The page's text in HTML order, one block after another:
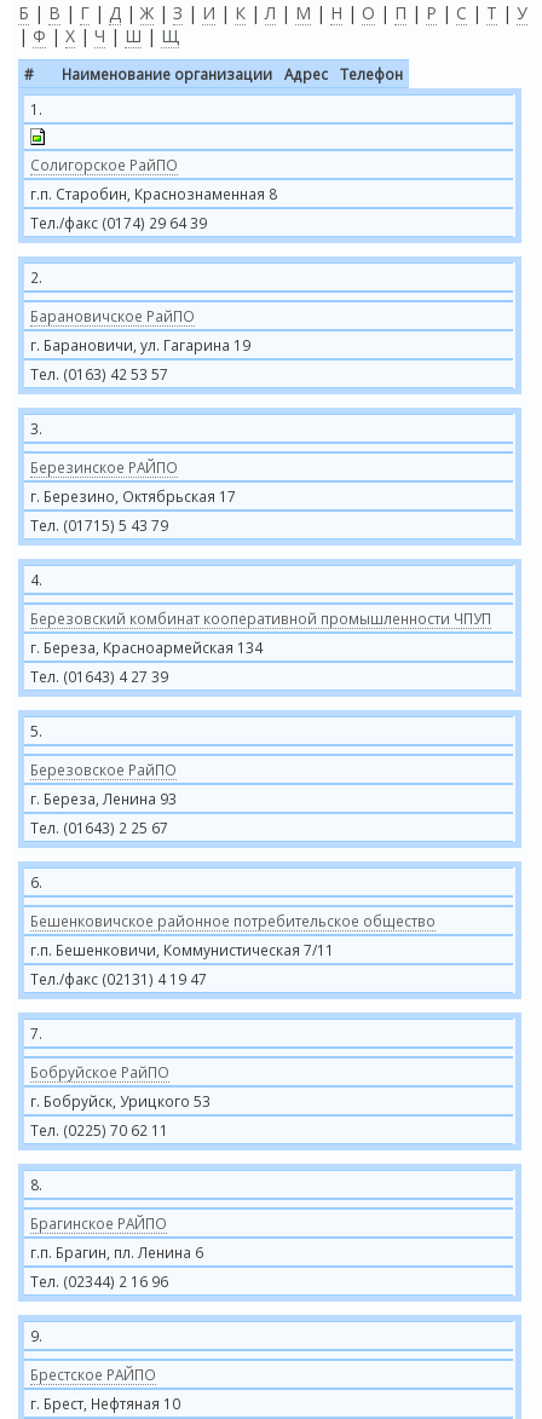
Б | В | Г | Д | Ж | З | И | К |Л | М | Н | О | П | Р | С | Т | У
| Ф | Х | Ч | Ш | Щ
# Наименование организации Адрес
Телефон
1.
Солигорское РайПО
г.п. Старобин, Краснознаменная 8
Тел./факс (0174) 29 64 39
2.
Барановичское РайПО
г. Барановичи, ул. Гагарина 19
Тел. (0163) 42 53 57
3.
Березинское РАЙПО
г. Березино, Октябрьская 17
Тел. (01715) 5 43 79
4.
Березовский комбинат кооперативной промышленности ЧПУП
г. Береза, Красноармейская 134
Тел. (01643) 4 27 39
5.
Березовское РайПО
г. Береза, Ленина 93
Тел. (01643) 2 25 67
6.
Бешенковичское районное потребительское общество
г.п. Бешенковичи, Коммунистическая 7/11
Тел./факс (02131) 4 19 47
7.
Бобруйское РайПО
г. Бобруйск, Урицкого 53
Тел. (0225) 70 62 11
8.
Брагинское РАЙПО
г.п. Брагин, пл. Ленина 6
Тел. (02344) 2 16 96
9.
Брестское РАЙПО
г. Брест, Нефтяная 10